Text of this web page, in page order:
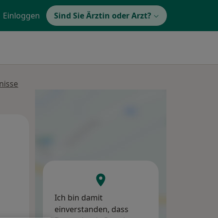
Einloggen Sind Sie Ärztin oder Arzt?
Ich bin damit
einverstanden, dass